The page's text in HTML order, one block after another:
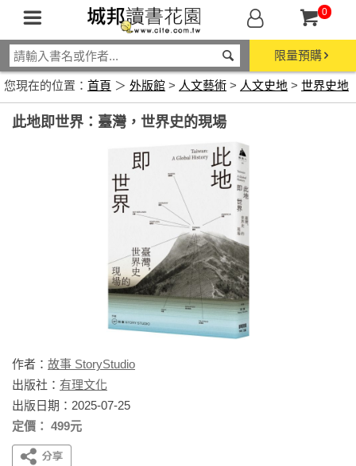
0
限量預購
您現在的位置： 首頁 ＞ 外版館 > 人文藝術 > 人文史地 > 世界史地
此地即世界：臺灣，世界史的現場
作者： 故事 StoryStudio
出版社： 有理文化
出版日期：2025-07-25
定價： 499元